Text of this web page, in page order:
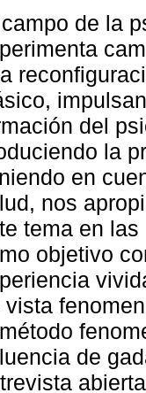
de la
del
la
en
nos
tema en
objetivo
vista
de